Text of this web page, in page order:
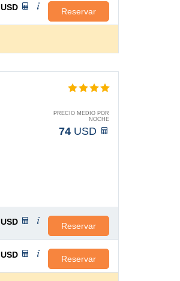
USD Reservar
PRECIO MEDIO POR
NOCHE
74 USD
USD Reservar
USD Reservar